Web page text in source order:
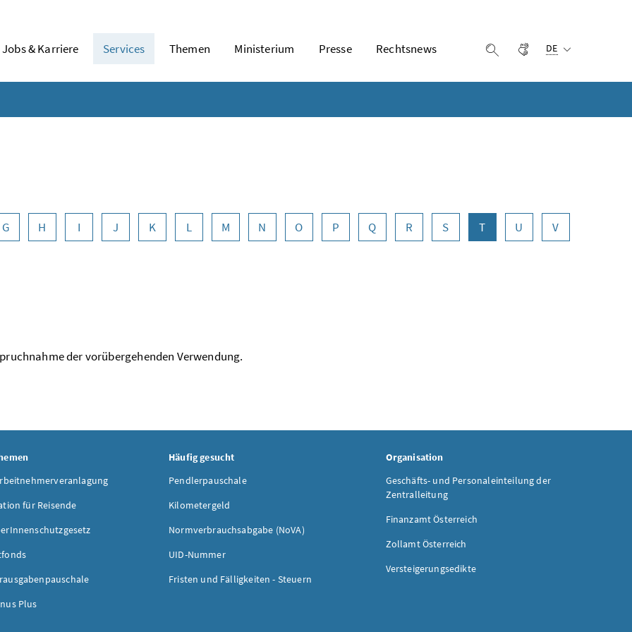
Jobs & Karriere Services Themen Ministerium Presse Rechtsnews Suche einblenden
Gebärdensprache
DE
G H I J K L M N O P Q R S T U V
der vorübergehenden Verwendung.
für Reisende
Plus
Häufig gesucht
Pendlerpauschale
Kilometergeld
Normverbrauchsabgabe (NoVA)
UID-Nummer
Fristen und Fälligkeiten - Steuern
Organisation
Geschäfts- und Personaleinteilung der
Zentralleitung
Finanzamt Österreich
Zollamt Österreich
Versteigerungsedikte